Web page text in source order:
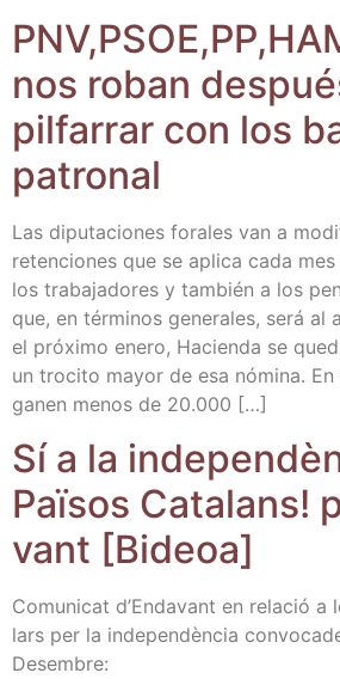
nos roban
pil­fa­rrar con los
patronal
Las dipu­tacio­nes fora­les van a
reten­cio­nes que se apli­ca cada
los tra­ba­ja­do­res y tam­bién a los
que, en tér­mi­nos gene­ra­les, será al
el pró­xi­mo enero, Hacien­da se
un tro­ci­to mayor de esa nómi­na. En
ganen menos de 20.000 […]
Sí a la
Paï­sos Cata­lans!
vant [Bideoa]
Comu­ni­cat d’En­da­vant en rela­ció
lars per la inde­pen­dèn­cia
Desembre: